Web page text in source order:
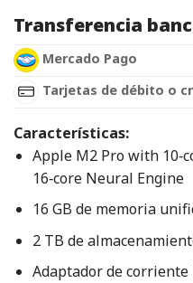
Transferencia
Mercado Pago
Tarjetas de débito o
Características:
Apple M2 Pro with
16‑core Neural Engine
16 GB de memoria
2 TB de
Adaptador de corriente